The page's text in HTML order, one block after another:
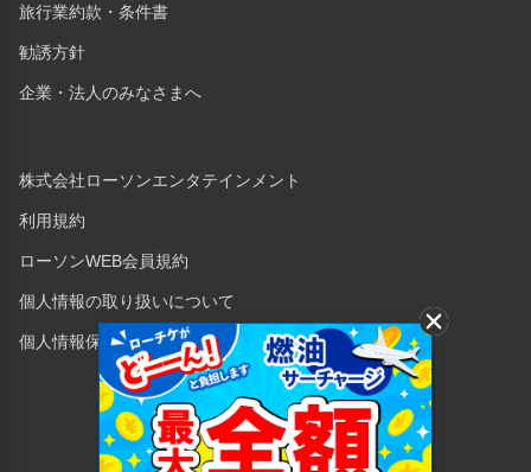
旅行業約款・条件書
勧誘方針
企業・法人のみなさまへ
株式会社ローソンエンタテインメント
利用規約
ローソンWEB会員規約
個人情報の取り扱いについて
個人情報保護方針
Copyright © 1998 Lawson Entertainment, Inc.